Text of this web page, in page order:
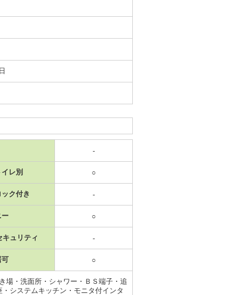
-
レ別 ○
ク付き -
ー ○
キュリティ -
可 ○
場・洗面所・シャワー・ＢＳ端子・追
システムキッチン・モニタ付インタ